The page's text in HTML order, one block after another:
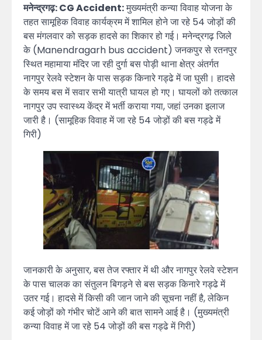
मनेन्द्रगढ़: CG Accident:मुख्यमंत्री कन्या विवाह योजना के
तहत सामूहिक विवाह कार्यक्रम में शामिल होने जा रहे 54 जोड़ों की
बस मंगलवार को सड़क हादसे का शिकार हो गई। मनेन्द्रगढ़ जिले
के (Manendragarh bus accident) जनकपुर से रतनपुर
स्थित महामाया मंदिर जा रही दुर्गा बस पोड़ी थाना क्षेत्र अंतर्गत
नागपुर रेलवे स्टेशन के पास सड़क किनारे गड्ढे में जा घुसी। हादसे
के समय बस में सवार सभी यात्री घायल हो गए। घायलों को तत्काल
नागपुर उप स्वास्थ्य केंद्र में भर्ती कराया गया, जहां उनका इलाज
जारी है। (सामूहिक विवाह में जा रहे 54 जोड़ों की बस गड्ढे में
गिरी)
जानकारी के अनुसार, बस तेज रफ्तार में थी और नागपुर रेलवे स्टेशन
के पास चालक का संतुलन बिगड़ने से बस सड़क किनारे गड्ढे में
उतर गई। हादसे में किसी की जान जाने की सूचना नहीं है, लेकिन
कई जोड़ों को गंभीर चोटें आने की बात सामने आई है। (मुख्यमंत्री
कन्या विवाह में जा रहे 54 जोड़ों की बस गड्ढे में गिरी)